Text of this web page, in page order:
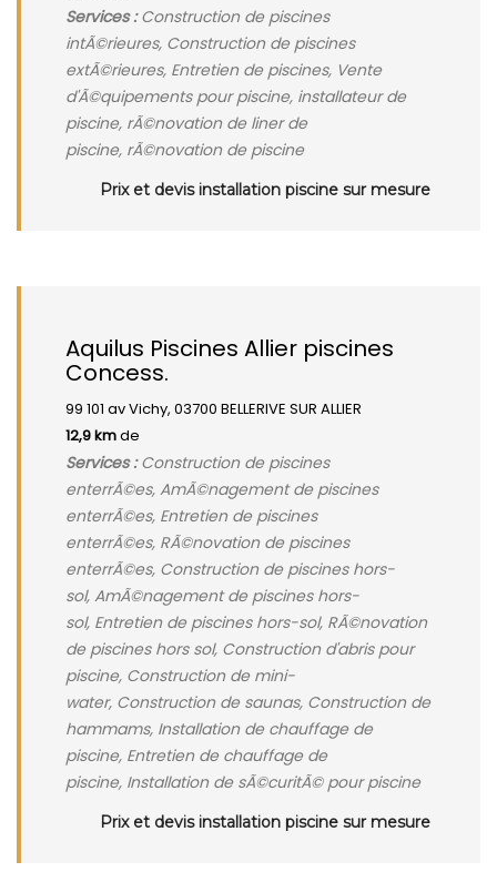
Services :Construction de piscines
intÃ©rieures, Construction de piscines
extÃ©rieures, Entretien de piscines, Vente
d'Ã©quipements pour piscine, installateur de
piscine, rÃ©novation de liner de
piscine, rÃ©novation de piscine
Prix et devis installation piscine sur mesure
Aquilus Piscines Allier piscines
Concess.
99 101 av Vichy, 03700 BELLERIVE SUR ALLIER
12,9 kmde
Services :Construction de piscines
enterrÃ©es, AmÃ©nagement de piscines
enterrÃ©es, Entretien de piscines
enterrÃ©es, RÃ©novation de piscines
enterrÃ©es, Construction de piscines hors-
sol, AmÃ©nagement de piscines hors-
sol, Entretien de piscines hors-sol, RÃ©novation
de piscines hors sol, Construction d'abris pour
piscine, Construction de mini-
water, Construction de saunas, Construction de
hammams, Installation de chauffage de
piscine, Entretien de chauffage de
piscine, Installation de sÃ©curitÃ© pour piscine
Prix et devis installation piscine sur mesure